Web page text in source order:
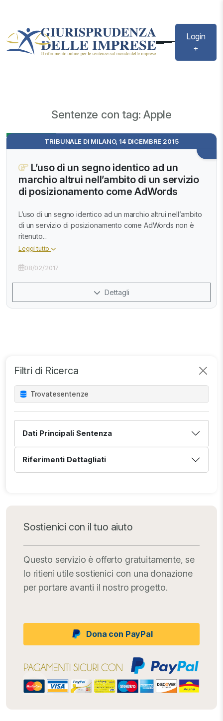
Login
+
Sentenze con tag: Apple
Filtri di Ricerca
Trovatesentenze
Dati Principali Sentenza
Riferimenti Dettagliati
Sostienici con il tuo aiuto
Questo servizio è offerto gratuitamente, se
lo ritieni utile sostienici con una donazione
per portare avanti il nostro progetto.
Dona con PayPal
TRIBUNALE DI MILANO, 14 DICEMBRE 2015
L’uso di un segno identico ad un
marchio altrui nell’ambito di un servizio
di posizionamento come AdWords
L’uso di un segno identico ad un marchio altrui nell’ambito
di un servizio di posizionamento come AdWords non è
ritenuto...
Leggi tutto
08/02/2017
Dettagli